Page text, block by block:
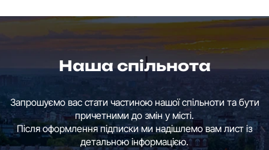
Наша спільнота
Запрошуємо вас стати частиною нашої спільноти та бути
причетними до змін у місті.
Після оформлення підписки ми надішлемо вам лист із
детальною інформацією.